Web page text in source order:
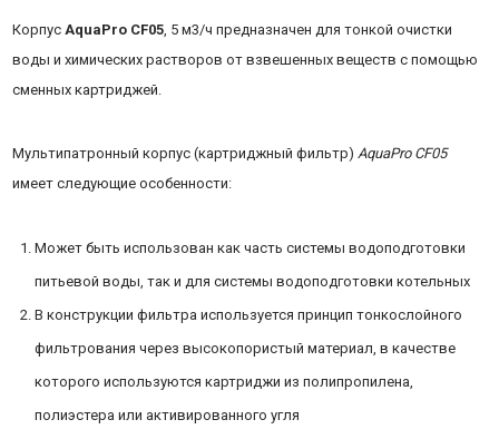
КорпусAquaPro CF05, 5 м3/ч предназначен для тонкой очистки
воды и химических растворов от взвешенных веществ с помощью
сменных картриджей.
Мультипатронный корпус (картриджный фильтр)AquaPro CF05
имеет следующие особенности:
Может быть использован как часть системы водоподготовки
питьевой воды, так и для системы водоподготовки котельных
В конструкции фильтра используется принцип тонкослойного
фильтрования через высокопористый материал, в качестве
которого используются картриджи из полипропилена,
полиэстера или активированного угля